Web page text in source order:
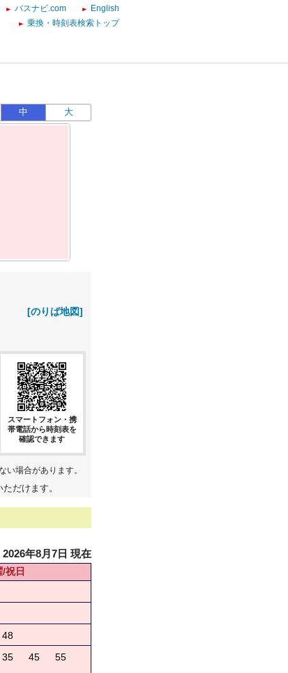
バスナビ.com
English
乗換・時刻表検索トップ
中 大
[のりば地図]
スマートフォン・携
帯電話から時刻表を
確認できます
場合があります。
だけます。
2026年8月7日 現在
/祝日
48
35 45 55